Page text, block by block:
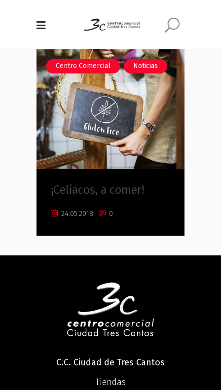
Centro Comercial
,
Noticias
¡Celíacos, a comer!
24.05.2018 0
C.C. Ciudad de Tres Cantos
Tiendas